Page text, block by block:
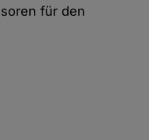
für den